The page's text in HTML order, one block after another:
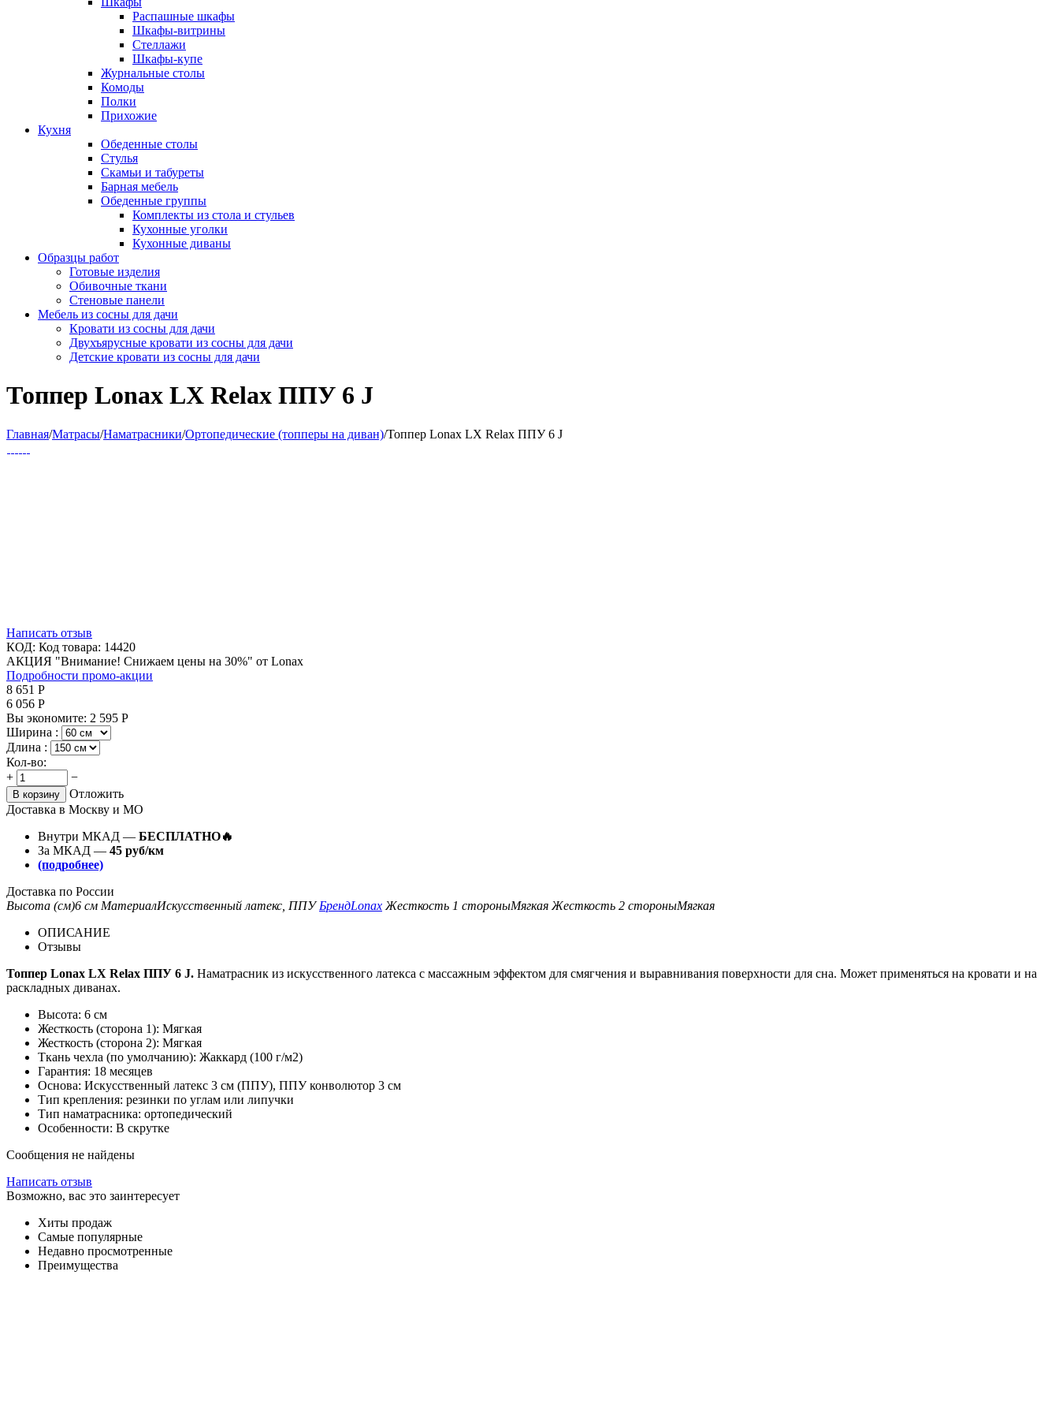
Распашные шкафы
Шкафы-витрины
Стеллажи
Шкафы-купе
Журнальные столы
Комоды
Полки
Прихожие
Кухня
Обеденные столы
Стулья
Скамьи и табуреты
Барная мебель
Обеденные группы
Комплекты из стола и стульев
Кухонные уголки
Кухонные диваны
Образцы работ
Готовые изделия
Обивочные ткани
Стеновые панели
Мебель из сосны для дачи
Кровати из сосны для дачи
Двухъярусные кровати из сосны для дачи
Детские кровати из сосны для дачи
Топпер Lonax LX Relax ППУ 6 J
Главная/Матрасы/Наматрасники/Ортопедические (топперы на диван)/Топпер Lonax LX Relax ППУ 6 J
Написать отзыв
КОД: Код товара: 14420
АКЦИЯ "Внимание! Снижаем цены на 30%" от Lonax
Подробности промо-акции
8 651 Р
6 056 Р
Вы экономите: 2 595 Р
Ширина :
Длина :
Кол-во:
+
−
В корзину
Отложить
Доставка в Москву и МО
Внутри МКАД — БЕСПЛАТНО🔥
За МКАД — 45 руб/км
(подробнее)
Доставка по России
Высота (см)6 см МатериалИскусственный латекс, ППУ БрендLonax Жесткость 1 стороныМягкая Жесткость 2 стороныМягкая
ОПИСАНИЕ
Отзывы
Топпер Lonax LX Relax ППУ 6 J. Наматрасник из искусственного латекса с массажным эффектом для смягчения и выравнивания поверхности для сна. Может применяться на кровати и на
раскладных диванах.
Высота: 6 см
Жесткость (сторона 1): Мягкая
Жесткость (сторона 2): Мягкая
Ткань чехла (по умолчанию): Жаккард (100 г/м2)
Гарантия: 18 месяцев
Основа: Искусственный латекс 3 см (ППУ), ППУ конволютор 3 см
Тип крепления: резинки по углам или липучки
Тип наматрасника: ортопедический
Особенности: В скрутке
Сообщения не найдены
Написать отзыв
Возможно, вас это заинтересует
Хиты продаж
Самые популярные
Недавно просмотренные
Преимущества